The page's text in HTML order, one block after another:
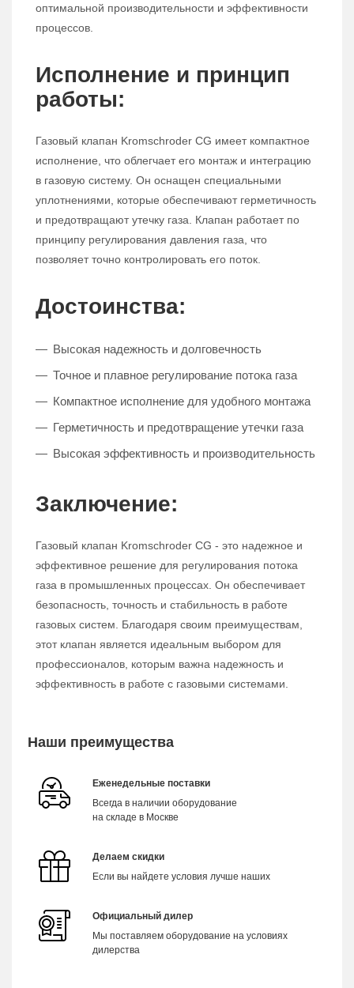
оптимальной производительности и эффективности
процессов.
Исполнение и принцип
работы:
Газовый клапан Kromschroder CG имеет компактное
исполнение, что облегчает его монтаж и интеграцию
в газовую систему. Он оснащен специальными
уплотнениями, которые обеспечивают герметичность
и предотвращают утечку газа. Клапан работает по
принципу регулирования давления газа, что
позволяет точно контролировать его поток.
Достоинства:
Высокая надежность и долговечность
Точное и плавное регулирование потока газа
Компактное исполнение для удобного монтажа
Герметичность и предотвращение утечки газа
Высокая эффективность и производительность
Заключение:
Газовый клапан Kromschroder CG - это надежное и
эффективное решение для регулирования потока
газа в промышленных процессах. Он обеспечивает
безопасность, точность и стабильность в работе
газовых систем. Благодаря своим преимуществам,
этот клапан является идеальным выбором для
профессионалов, которым важна надежность и
эффективность в работе с газовыми системами.
Наши преимущества
Еженедельные поставки
Всегда в наличии оборудование
на складе в Москве
Делаем скидки
Если вы найдете условия лучше наших
Официальный дилер
Мы поставляем оборудование на условиях
дилерства